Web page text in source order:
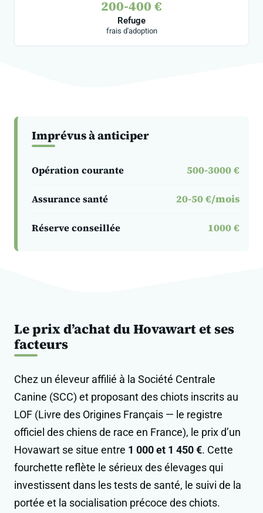
200-400 €
Refuge
frais d'adoption
Imprévus à anticiper
Opération courante 500-3000 €
Assurance santé 20-50 €/mois
Réserve conseillée 1000 €
Le prix d’achat du Hovawart et ses
facteurs
Chez un éleveur affilié à la Société Centrale
Canine (SCC) et proposant des chiots inscrits au
LOF (Livre des Origines Français — le registre
officiel des chiens de race en France), le prix d’un
Hovawart se situe entre 1 000 et 1 450 €. Cette
fourchette reflète le sérieux des élevages qui
investissent dans les tests de santé, le suivi de la
portée et la socialisation précoce des chiots.